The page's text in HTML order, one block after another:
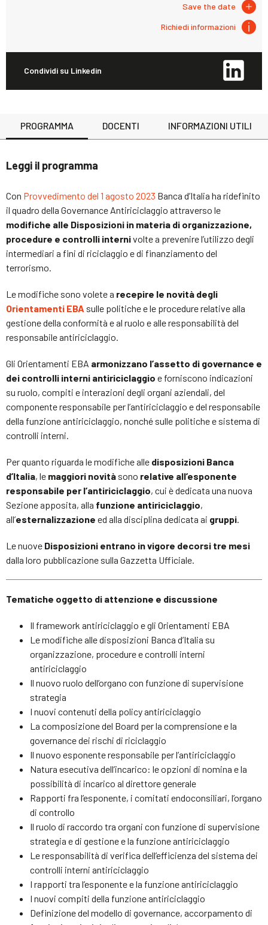
Save the date
Richiedi informazioni
Condividi su Linkedin
PROGRAMMA DOCENTI INFORMAZIONI UTILI
Leggi il programma
Con Provvedimento del 1 agosto 2023 Banca d’Italia ha ridefinito
il quadro della Governance Antiriciclaggio attraverso le
modifiche alle Disposizioni in materia di organizzazione,
procedure e controlli internivolte a prevenire l’utilizzo degli
intermediari a fini di riciclaggio e di finanziamento del
terrorismo.
Le modifiche sono volete a recepire le novità degli
Orientamenti EBA sulle politiche e le procedure relative alla
gestione della conformità e al ruolo e alle responsabilità del
responsabile antiriciclaggio.
Gli Orientamenti EBA armonizzano l’assetto di governance e
dei controlli interni antiriciclaggio e forniscono indicazioni
su ruolo, compiti e interazioni degli organi aziendali, del
componente responsabile per l’antiriciclaggio e del responsabile
della funzione antiriciclaggio, nonché sulle politiche e sistema di
controlli interni.
Per quanto riguarda le modifiche alle disposizioni Banca
d’Italia, le maggiori novità sono relative all’esponente
responsabile per l’antiriciclaggio, cui è dedicata una nuova
Sezione apposita, alla funzione antiriciclaggio,
all’esternalizzazione ed alla disciplina dedicata ai gruppi
Le nuove Disposizioni entrano in vigore decorsi tre mesi
dalla loro pubblicazione sulla Gazzetta Ufficiale.
Tematiche oggetto di attenzione e discussione
Il framework antiriciclaggio e gli Orientamenti EBA
Le modifiche alle disposizioni Banca d’Italia su
organizzazione, procedure e controlli interni
antiriciclaggio
Il nuovo ruolo dell’organo con funzione di supervisione
strategia
I nuovi contenuti della policy antiriciclaggio
La composizione del Board per la comprensione e la
governance dei rischi di riciclaggio
Il nuovo esponente responsabile per l’antiriciclaggio
Natura esecutiva dell’incarico: le opzioni di nomina e la
possibilità di incarico al direttore generale
Rapporti fra l’esponente, i comitati endoconsiliari, l’organo
di controllo
Il ruolo di raccordo tra organi con funzione di supervisione
strategia e di gestione e la funzione antiriciclaggio
Le responsabilità di verifica dell’efficienza del sistema dei
controlli interni antiriciclaggio
I rapporti tra l’esponente e la funzione antiriciclaggio
I nuovi compiti della funzione antiriciclaggio
Definizione del modello di governance, accorpamento di